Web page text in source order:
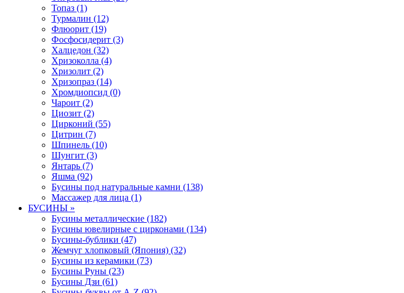
Топаз (1)
Турмалин (12)
Флюорит (19)
Фосфосидерит (3)
Халцедон (32)
Хризоколла (4)
Хризолит (2)
Хризопраз (14)
Хромдиопсид (0)
Чароит (2)
Циозит (2)
Цирконий (55)
Цитрин (7)
Шпинель (10)
Шунгит (3)
Янтарь (7)
Яшма (92)
Бусины под натуральные камни (138)
Массажер для лица (1)
БУСИНЫ »
Бусины металлические (182)
Бусины ювелирные с цирконами (134)
Бусины-бублики (47)
Жемчуг хлопковый (Япония) (32)
Бусины из керамики (73)
Бусины Руны (23)
Бусины Дзи (61)